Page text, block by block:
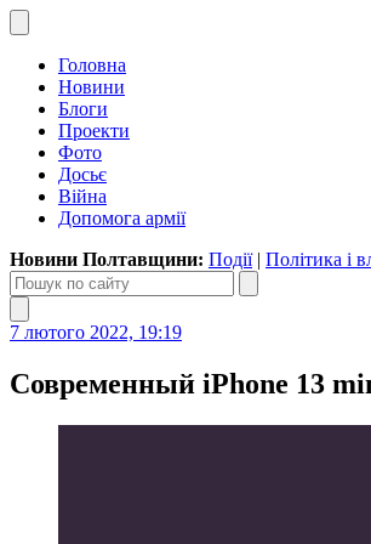
Головна
Новини
Блоги
Проекти
Фото
Досьє
Війна
Допомога армії
Новини Полтавщини: Події| Політика і
7 лютого 2022, 19:19
Современный iPhone 13